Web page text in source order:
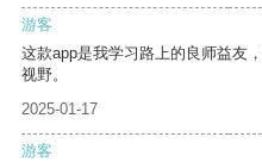
游客
这款app是我学习路上的良师益友
视野。
2025-01-17
游客